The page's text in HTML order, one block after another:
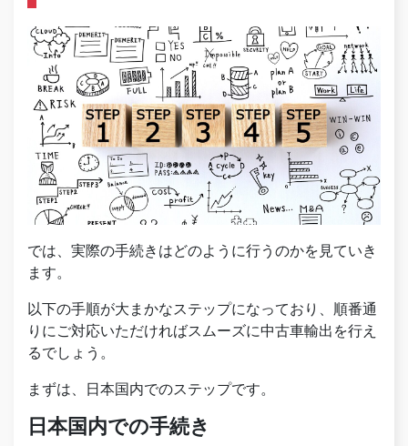
では、実際の手続きはどのように行うのかを見ていき
ます。
以下の手順が大まかなステップになっており、順番通
りにご対応いただければスムーズに中古車輸出を行え
るでしょう。
まずは、日本国内でのステップです。
日本国内での手続き